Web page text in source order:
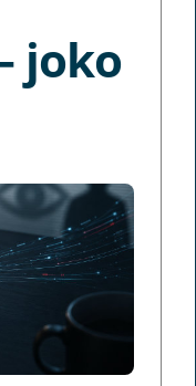
joko